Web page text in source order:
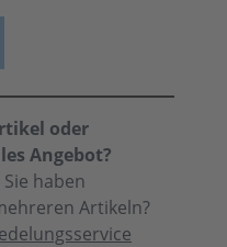
oder
Angebot?
haben
Artikeln?